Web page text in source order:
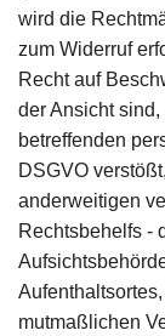
wird die
zum Widerruf
Recht auf
der Ansicht
betreffenden
DSGVO
anderweitigen
Rechtsbehelfs -
mutmaßlichen